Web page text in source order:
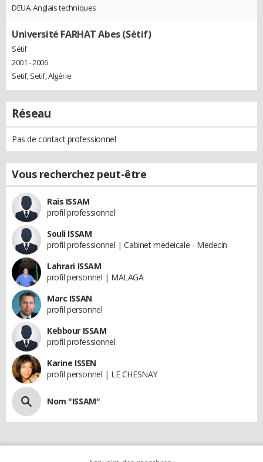
DEUA. Anglais techniques
Université FARHAT Abes (Sétif)
Sétif
2001 - 2006
Setif, Setif, Algérie
Réseau
Pas de contact professionnel
Vous recherchez peut-être
Rais ISSAM
profil professionnel
Souli ISSAM
profil professionnel | Cabinet medeicale - Medecin
Lahrari ISSAM
profil personnel | MALAGA
Marc ISSAN
profil personnel
Kebbour ISSAM
profil professionnel
Karine ISSEN
profil personnel | LE CHESNAY
Nom "ISSAM"